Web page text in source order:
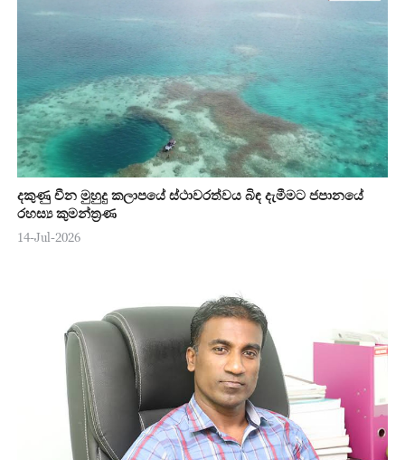
දකුණු චීන මුහුදු කලාපයේ ස්ථාවරත්වය බිඳ දැමීමට ජපානයේ
රහස්‍ය කුමන්ත්‍රණ
14-Jul-2026